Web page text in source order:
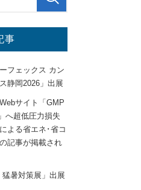
事
ーフェックス カン
静岡2026」出展
サイト「GMP
へ超低圧力損失
よる省エネ･省コ
記事が掲載され
猛暑対策展」出展